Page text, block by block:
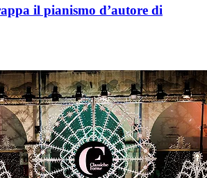
il pianismo d’autore di